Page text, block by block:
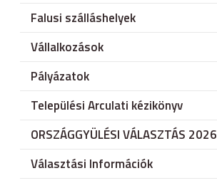
Falusi szálláshelyek
Vállalkozások
Pályázatok
Települési Arculati kézikönyv
ORSZÁGGYÜLÉSI VÁLASZTÁS 2026
Választási Információk